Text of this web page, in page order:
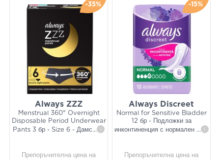
-35%
Always ZZZ
Menstrual 360° Overnight
Disposable Period Underwear
Pants 3 бр - Size 6 - Дамс... i
Препоръчителна цена на
-15%
Always Discreet
Normal for Sensitive Bladder
12 бр - Подложки за
инконтиненция с нормален ... i
Препоръчителна цена на